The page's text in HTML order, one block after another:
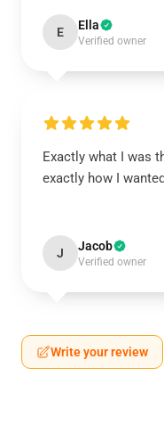
E Ella
Verified owner
Exactly what I was
exactly how I
J Jacob
Verified owner
Write your review